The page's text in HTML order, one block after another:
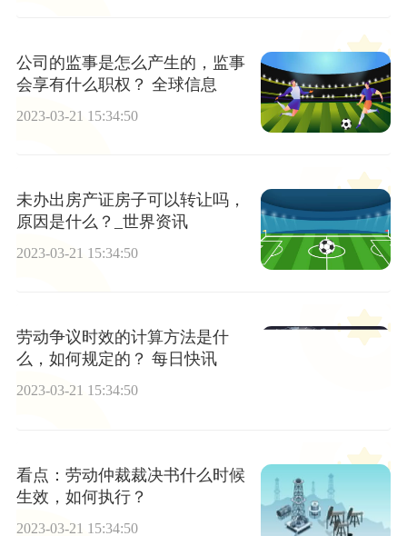
公司的监事是怎么产生的，监事
会享有什么职权？ 全球信息
2023-03-21 15:34:50
未办出房产证房子可以转让吗，
原因是什么？_世界资讯
2023-03-21 15:34:50
劳动争议时效的计算方法是什
么，如何规定的？ 每日快讯
2023-03-21 15:34:50
看点：劳动仲裁裁决书什么时候
生效，如何执行？
2023-03-21 15:34:50